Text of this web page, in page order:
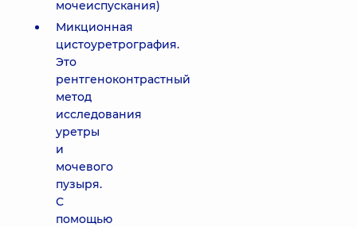
мочеиспускания)
Микционная
цистоуретрография.
Это
рентгеноконтрастный
метод
исследования
уретры
и
мочевого
пузыря.
С
помощью